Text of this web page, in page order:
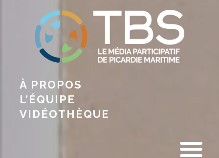
À PROPOS
L’ÉQUIPE
VIDÉOTHÈQUE